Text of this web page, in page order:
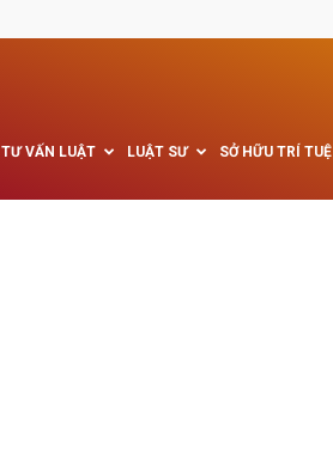
TƯ VẤN LUẬT LUẬT SƯ SỞ HỮU TRÍ TUỆ